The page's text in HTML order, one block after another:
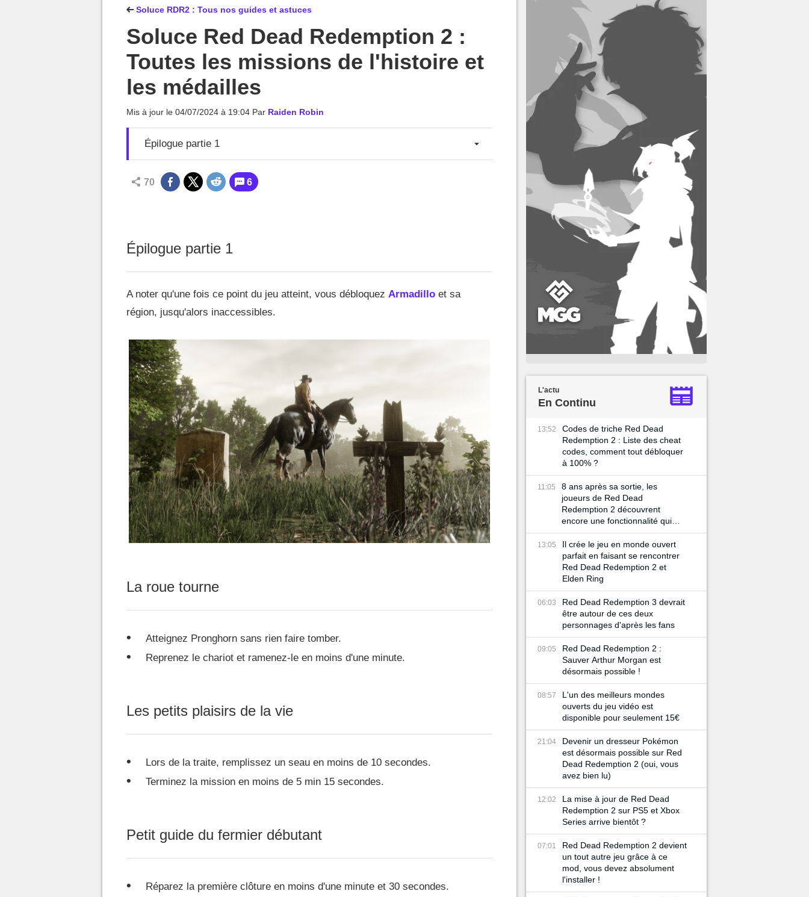
Soluce RDR2 : Tous nos guides et astuces
Soluce Red Dead Redemption 2 :
Toutes les missions de l'histoire et
les médailles
Mis à jour le 04/07/2024 à 19:04 Par Raiden Robin
Épilogue partie 1
70 6
Épilogue partie 1
A noter qu'une fois ce point du jeu atteint, vous débloquez Armadillo et sa
région, jusqu'alors inaccessibles.
La roue tourne
Atteignez Pronghorn sans rien faire tomber.
Reprenez le chariot et ramenez-le en moins d'une minute.
Les petits plaisirs de la vie
Lors de la traite, remplissez un seau en moins de 10 secondes.
Terminez la mission en moins de 5 min 15 secondes.
Petit guide du fermier débutant
Réparez la première clôture en moins d'une minute et 30 secondes.
L'actu
En Continu
13:52
Codes de triche Red Dead
Redemption 2 : Liste des cheat
codes, comment tout débloquer
à 100% ?
11:05
8 ans après sa sortie, les
joueurs de Red Dead
Redemption 2 découvrent
encore une fonctionnalité qui
peut tout changer
13:05
Il crée le jeu en monde ouvert
parfait en faisant se rencontrer
Red Dead Redemption 2 et
Elden Ring
06:03
Red Dead Redemption 3 devrait
être autour de ces deux
personnages d'après les fans
09:05
Red Dead Redemption 2 :
Sauver Arthur Morgan est
désormais possible !
08:57
L'un des meilleurs mondes
ouverts du jeu vidéo est
disponible pour seulement 15€
21:04
Devenir un dresseur Pokémon
est désormais possible sur Red
Dead Redemption 2 (oui, vous
avez bien lu)
12:02
La mise à jour de Red Dead
Redemption 2 sur PS5 et Xbox
Series arrive bientôt ?
07:01
Red Dead Redemption 2 devient
un tout autre jeu grâce à ce
mod, vous devez absolument
l'installer !